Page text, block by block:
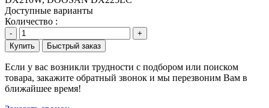
Доступные варианты
Количество :
-
+
Купить
Быстрый заказ
Если у вас возникли трудности с подбором или поиском
товара, закажите обратный звонок и мы перезвоним Вам в
ближайшее время!